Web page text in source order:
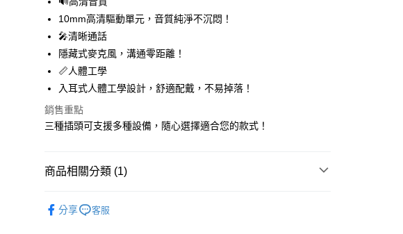
運送方式
全家取貨付款
每筆NT$60，滿NT$499(含以上)免運費
付款後全家取貨
每筆NT$60，滿NT$499(含以上)免運費
每筆NT$60，滿NT$598(含以上)免運費
每筆NT$60，滿NT$598(含以上)免運費
10mm高清驅動單元，音質純淨不沉悶！
🎤清晰通話
隱藏式麥克風，溝通零距離！
📏人體工學
入耳式人體工學設計，舒適配戴，不易掉落！
銷售重點
三種插頭可支援多種設備，隨心選擇適合您的款式！
商品相關分類 (1)
分享
客服